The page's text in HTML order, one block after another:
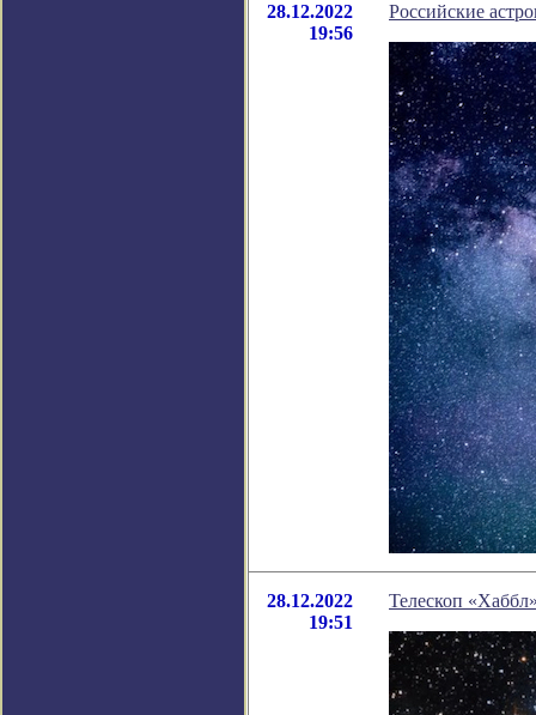
28.12.2022
19:56
Российские
28.12.2022
19:51
Телескоп